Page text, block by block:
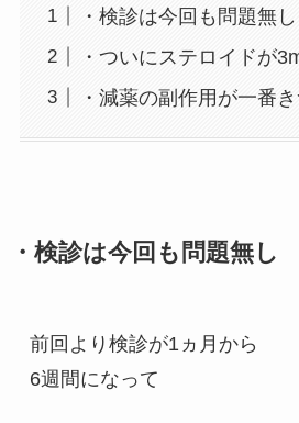
・検診は今回も問題無し
・ついにステロイドが
・減薬の副作用が一番
・検診は今回も問題無し
前回より検診が1ヵ月から
6週間になって